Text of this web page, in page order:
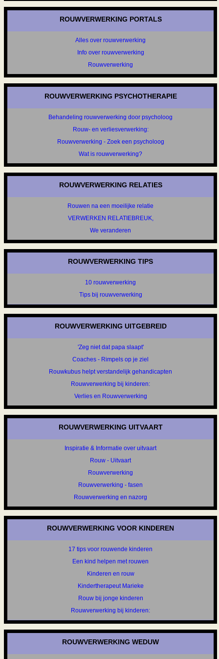
ROUWVERWERKING PORTALS
Alles over rouwverwerking
Info over rouwverwerking
Rouwverwerking
ROUWVERWERKING PSYCHOTHERAPIE
Behandeling rouwverwerking door psycholoog
Rouw- en verliesverwerking:
Rouwverwerking - Zoek een psycholoog
Wat is rouwverwerking?
ROUWVERWERKING RELATIES
Rouwen na een moeilijke relatie
VERWERKEN RELATIEBREUK,
We veranderen
ROUWVERWERKING TIPS
10 rouwverwerking
Tips bij rouwverwerking
ROUWVERWERKING UITGEBREID
'Zeg niet dat papa slaapt'
Coaches - Rimpels op je ziel
Rouwkubus helpt verstandelijk gehandicapten
Rouwverwerking bij kinderen:
Verlies en Rouwverwerking
ROUWVERWERKING UITVAART
Inspiratie & Informatie over uitvaart
Rouw - Uitvaart
Rouwverwerking
Rouwverwerking - fasen
Rouwverwerking en nazorg
ROUWVERWERKING VOOR KINDEREN
17 tips voor rouwende kinderen
Een kind helpen met rouwen
Kinderen en rouw
Kindertherapeut Marieke
Rouw bij jonge kinderen
Rouwverwerking bij kinderen:
ROUWVERWERKING WEDUW